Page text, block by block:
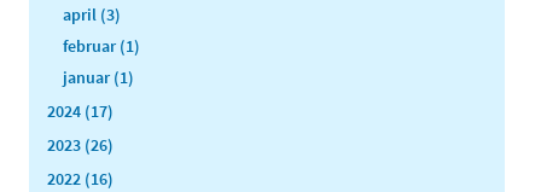
april (3)
februar (1)
januar (1)
2024 (17)
2023 (26)
2022 (16)